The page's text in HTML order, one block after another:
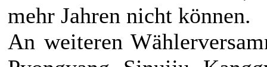
mehr Jahren nicht können.
An weiteren